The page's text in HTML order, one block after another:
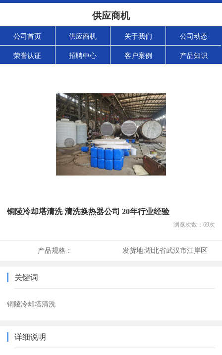
供应商机
公司首页 供应商机 关于我们 公司动态
荣誉认证 招聘中心 客户案例 产品知识
铜陵冷却塔清洗 清洗换热器公司 20年行业经验
浏览次数： 69次
产品规格： 发货地:湖北省武汉市江岸区
关键词
铜陵冷却塔清洗
详细说明